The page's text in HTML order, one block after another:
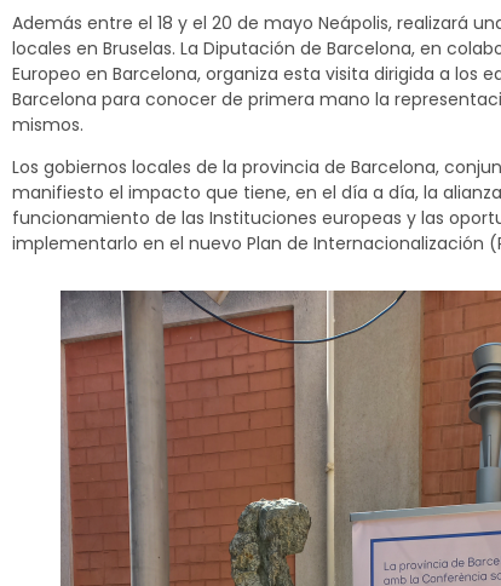
Además entre el 18 y el 20 de mayo Neápolis, realizará
locales en Bruselas. La Diputación de Barcelona, en
Europeo en Barcelona, organiza esta visita dirigida a los
Barcelona para conocer de primera mano la
mismos.
Los gobiernos locales de la provincia de Barcelona,
manifiesto el impacto que tiene, en el día a día, la
funcionamiento de las Instituciones europeas y las
implementarlo en el nuevo Plan de Internacionalización